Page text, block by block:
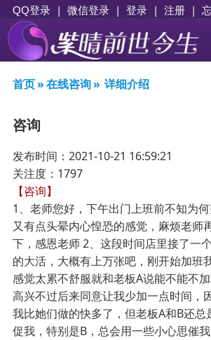
QQ登录 | 微信登录 | 登录 | 注册 |
首页»在线咨询» 详细介绍
咨询
发布时间：2021-10-21 16:59:21
关注度：1797
【咨询】
1、老师您好，下午出门上班前不知为
又有点头晕内心惶恐的感觉，麻烦老师
下，感恩老师 2、这段时间店里接了一
的大活，大概有上万张吧，刚开始加班
感觉太累不舒服就和老板A说能不能不
高兴不过后来同意让我少加一点时间，
我比她们做的快多了，但老板A和B还总
促我，特别是B，总会用一些小心思催